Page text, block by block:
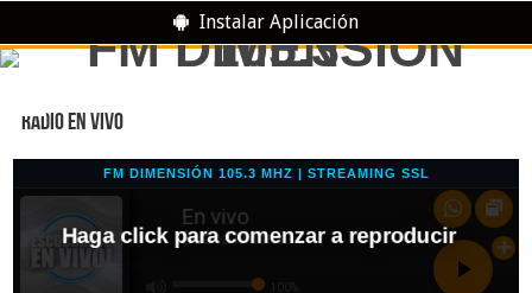
Instalar Aplicación
RADIO EN VIVO